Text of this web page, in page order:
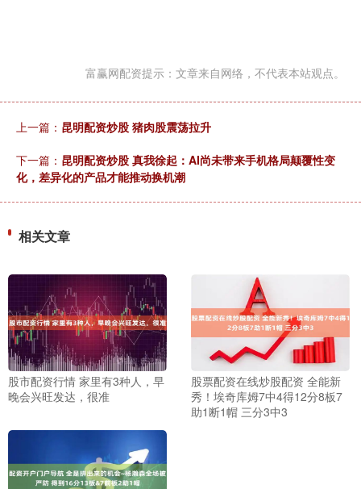
富赢网配资提示：文章来自网络，不代表本站观点。
上一篇： 昆明配资炒股 猪肉股震荡拉升
下一篇： 昆明配资炒股 真我徐起：AI尚未带来手机格局颠覆性变
化，差异化的产品才能推动换机潮
相关文章
股市配资行情 家里有3种人，早
晚会兴旺发达，很准
股票配资在线炒股配资 全能新
秀！埃奇库姆7中4得12分8板7
助1断1帽 三分3中3